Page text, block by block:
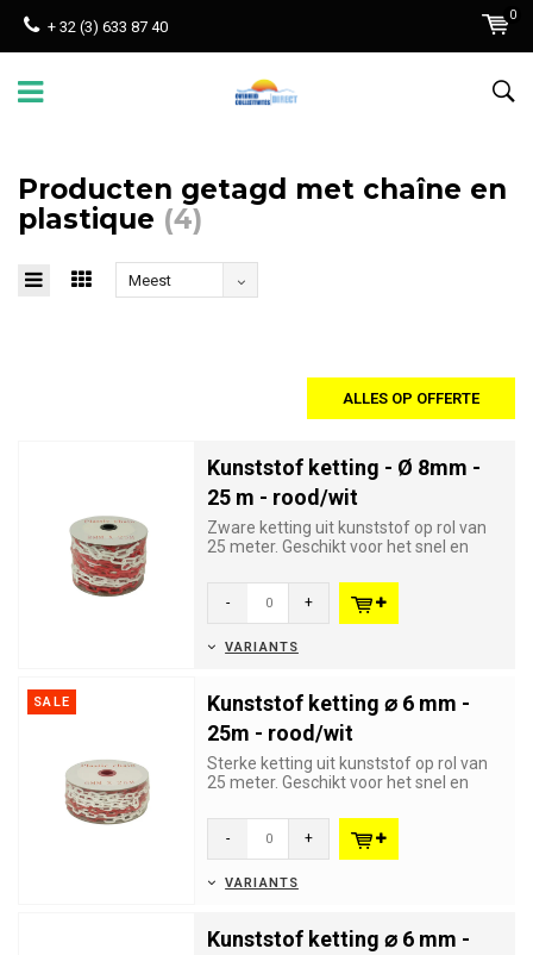
+ 32 (3) 633 87 40
0
Producten getagd met chaîne en
plastique (4)
Meest
ALLES OP OFFERTE
Kunststof ketting - Ø 8mm -
25 m - rood/wit
Zware ketting uit kunststof op rol van
25 meter. Geschikt voor het snel en
- +
VARIANTS
SALE
Kunststof ketting ⌀ 6 mm -
25m - rood/wit
Sterke ketting uit kunststof op rol van
25 meter. Geschikt voor het snel en
- +
VARIANTS
Kunststof ketting ⌀ 6 mm -